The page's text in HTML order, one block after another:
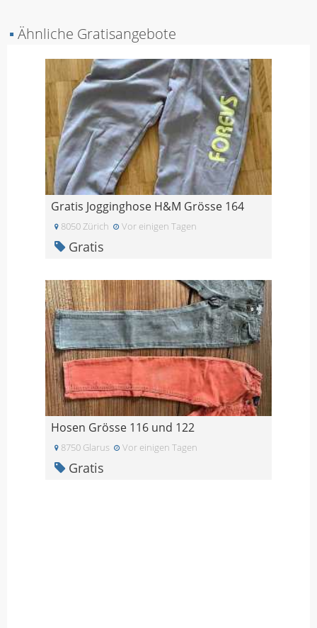
▪ Ähnliche Gratisangebote
Gratis Jogginghose H&M Grösse 164
8050 Zürich Vor einigen Tagen
Gratis
Hosen Grösse 116 und 122
8750 Glarus Vor einigen Tagen
Gratis